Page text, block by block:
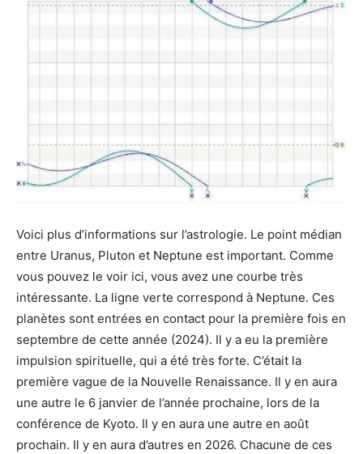
Voici plus d’informations sur l’astrologie. Le point médian
entre Uranus, Pluton et Neptune est important. Comme
vous pouvez le voir ici, vous avez une courbe très
intéressante. La ligne verte correspond à Neptune. Ces
planètes sont entrées en contact pour la première fois en
septembre de cette année (2024). Il y a eu la première
impulsion spirituelle, qui a été très forte. C’était la
première vague de la Nouvelle Renaissance. Il y en aura
une autre le 6 janvier de l’année prochaine, lors de la
conférence de Kyoto. Il y en aura une autre en août
prochain. Il y en aura d’autres en 2026. Chacune de ces